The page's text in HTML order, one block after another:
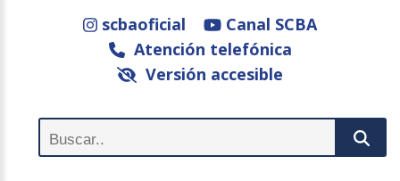
scbaoficial
Canal SCBA
Atención telefónica
Versión accesible